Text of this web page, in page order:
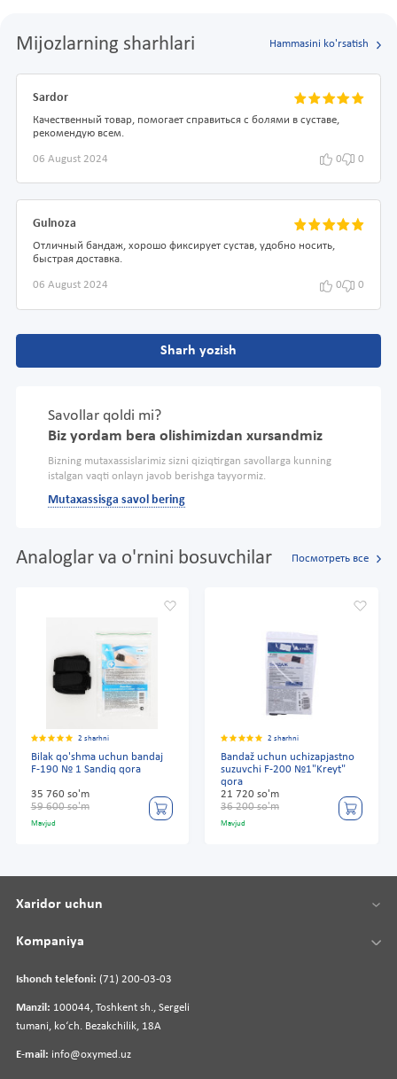
Mijozlarning sharhlari Hammasini ko'rsatish
Sardor
Качественный товар, помогает справиться с болями в суставе,
рекомендую всем.
06 August 2024 0 0
Gulnoza
Отличный бандаж, хорошо фиксирует сустав, удобно носить,
быстрая доставка.
06 August 2024 0 0
Sharh yozish
Savollar qoldi mi?
Biz yordam bera olishimizdan xursandmiz
Bizning mutaxassislarimiz sizni qiziqtirgan savollarga kunning
istalgan vaqti onlayn javob berishga tayyormiz.
Mutaxassisga savol bering
Analoglar va o'rnini bosuvchilar Посмотреть все
2 sharhni
Bilak qo'shma uchun bandaj
F-190 № 1 Sandiq qora
35 760 so'm
59 600 so'm
Mavjud
2 sharhni
Bandaž uchun uchizapjastno
suzuvchi F-200 №1"Kreyt"
qora
21 720 so'm
36 200 so'm
Mavjud
Ishonch telefoni: (71) 200-03-03
Manzil: 100044, Toshkent sh., Sergeli
tumani, koʻch. Bezakchilik, 18A
E-mail: info@oxymed.uz
Xaridor uchun
Kompaniya